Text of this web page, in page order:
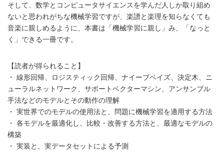
そして、数学とコンピュータサイエンスを学んだ人しか取り組め
ないと思われがちな機械学習ですが、楽譜と楽理を知らなくても
音楽に親しめるように、本書は「機械学習に親し」み、「なっと
く」できる一冊です。
【読者が得られること】
・ 線形回帰、ロジスティック回帰、ナイーブベイズ、決定木、ニ
ューラルネットワーク、サポートベクターマシン、アンサンブル
手法などのモデルとその動作の理解
・ 実世界でのモデルの使用法と、問題に機械学習を適用する方法
・ 各モデルを最適化し、比較・改善する方法と、最適なモデルの
構築
・ 実装と、実データセットによる予測